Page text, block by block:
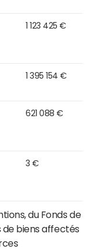
1 123 425 €
1 395 154 €
621 088 €
3 €
du Fonds de
biens affectés